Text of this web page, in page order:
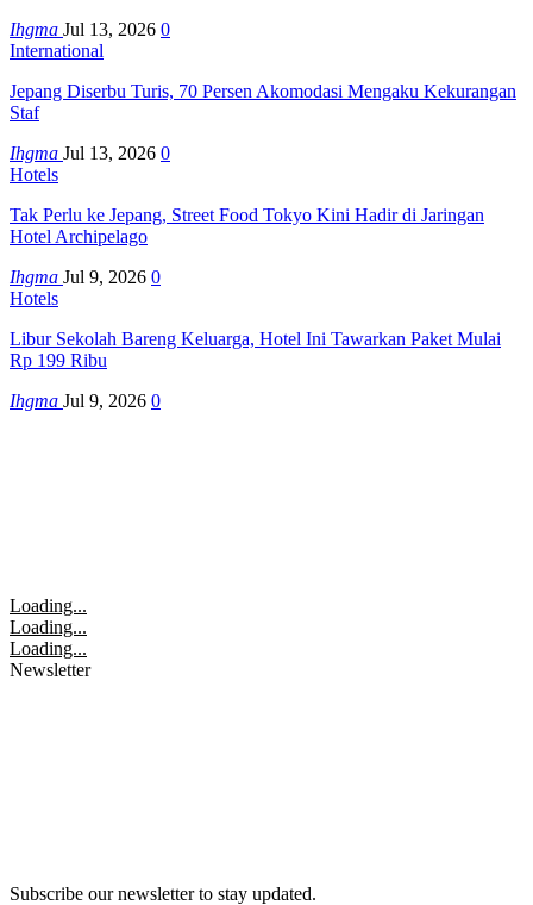
Ihgma Jul 13, 2026 0
International
Jepang Diserbu Turis, 70 Persen Akomodasi Mengaku Kekurangan
Staf
Ihgma Jul 13, 2026 0
Hotels
Tak Perlu ke Jepang, Street Food Tokyo Kini Hadir di Jaringan
Hotel Archipelago
Ihgma Jul 9, 2026 0
Hotels
Libur Sekolah Bareng Keluarga, Hotel Ini Tawarkan Paket Mulai
Rp 199 Ribu
Ihgma Jul 9, 2026 0
Loading...
Loading...
Loading...
Newsletter
Subscribe our newsletter to stay updated.